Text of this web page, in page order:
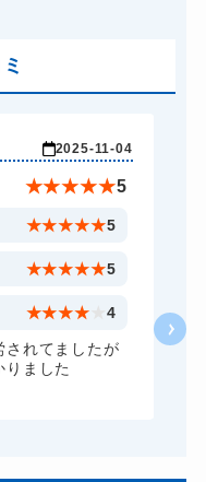
8,800円～(税込)
10,780円～(税込)
11,000円～(税込)
2025-11-04
★★★★★5
★★★★★5
★★★★★5
★★★★ 4
されてましたが
ました